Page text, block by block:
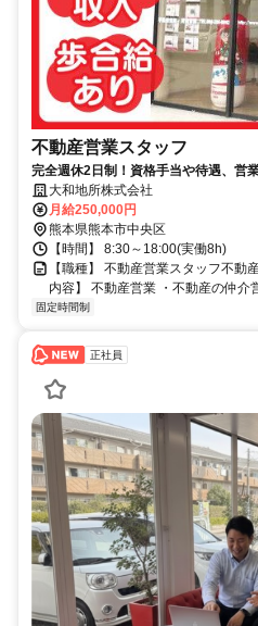
不動産営業スタッフ
完全週休2日制！資格手当や待遇、営
円以上も可能◎
大和地所株式会社
月給250,000円
熊本県熊本市中央区
【時間】 8:30～18:00(実働8h)
【職種】 不動産営業スタッフ不動
内容】 不動産営業 ・不動産の仲介
固定時間制
正社員